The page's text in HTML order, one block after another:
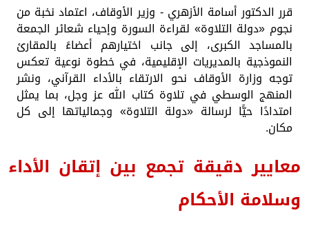
قرر الدكتور أسامة الأزهري - وزير الأوقاف، اعتماد نخبة من
نجوم «دولة التلاوة» لقراءة السورة وإحياء شعائر الجمعة
بالمساجد الكبرى، إلى جانب اختيارهم أعضاءً بالمقارئ
النموذجية بالمديريات الإقليمية، في خطوة نوعية تعكس
توجه وزارة الأوقاف نحو الارتقاء بالأداء القرآني، ونشر
المنهج الوسطي في تلاوة كتاب الله عز وجل، بما يمثل
امتدادًا حيًّا لرسالة «دولة التلاوة» وجمالياتها إلى كل
مكان.
معايير دقيقة تجمع بين إتقان الأداء
وسلامة الأحكام